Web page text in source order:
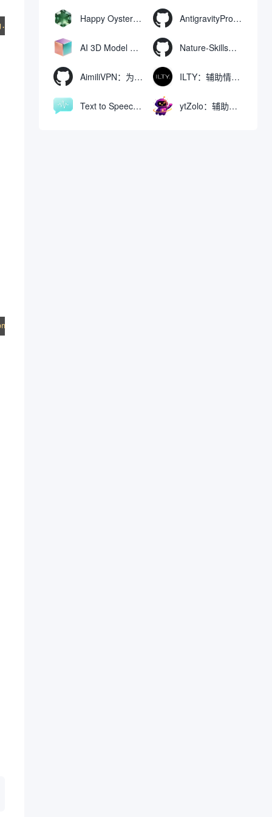
Happy Oyster AI：生成可交互式3D虚拟世界与视频的大模型 AntigravityProxyLauncher：免TUN全局代理使用Antigravity IDE
AI 3D Model Generator：通过文本和图像快速生成3D模型的在线工具 Nature-Skills：辅助撰写学术论文和绘制科研图表的智能体插件
AimiliVPN：为Linux提供纯净出站家庭IP的VPN代理网关 ILTY：辅助情绪疏导与提供行动建议的AI陪伴工具
Text to Speech AI：支持多说话人与情感控制的文字转语音工具 ytZolo：辅助创建和优化YouTube视频内容的生成工具